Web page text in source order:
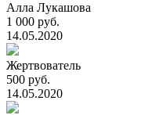
Алла Лукашова
1 000 руб.
14.05.2020
Жертвователь
500 руб.
14.05.2020